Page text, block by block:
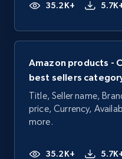
35.2K+
Amazon products -
best sellers
Title, Seller name,
price, Currency,
more.
35.2K+